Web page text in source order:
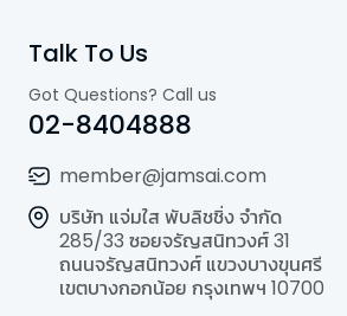
Talk To Us
Got Questions? Call us
02-8404888
member@jamsai.com
บริษัท แจ่มใส พับลิชชิ่ง จำกัด
285/33 ซอยจรัญสนิทวงศ์ 31
ถนนจรัญสนิทวงศ์ แขวงบางขุนศรี
เขตบางกอกน้อย กรุงเทพฯ 10700